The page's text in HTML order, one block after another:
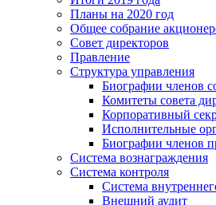
Планы на 2020 год
Общее собрание
Совет директоров
Правление
Структура управления
Биографии членов
Комитеты совета
Корпоративный
Исполнительные
Биографии членов
Система вознаграждения
Система контроля
Система
Внешний аудит